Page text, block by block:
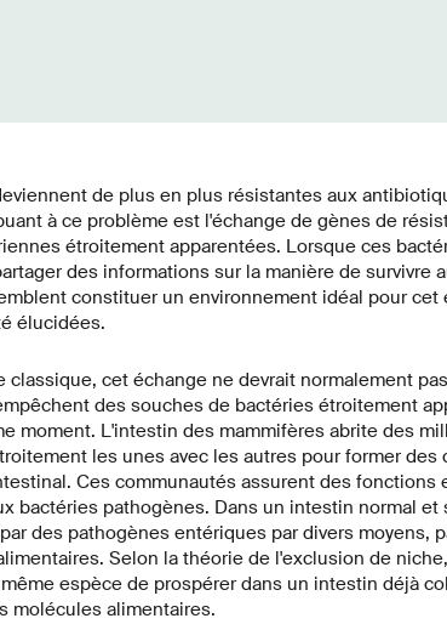
de plus en plus résistantes aux
à ce problème est l'échange de gènes de
étroitement apparentées. Lorsque ces
des informations sur la manière de survivre
constituer un environnement idéal pour cet
élucidées.
classique, cet échange ne devrait normalement
des souches de bactéries étroitement
moment. L'intestin des mammifères abrite des
les unes avec les autres pour former
Ces communautés assurent des
bactéries pathogènes. Dans un intestin normal
des pathogènes entériques par divers moyens,
Selon la théorie de l'exclusion de
espèce de prospérer dans un intestin déjà
molécules alimentaires.